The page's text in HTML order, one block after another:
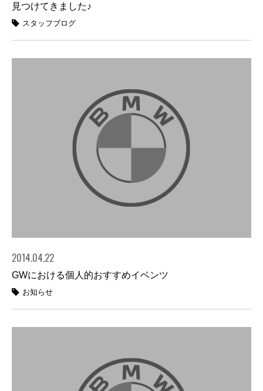
見つけてきました♪
スタッフブログ
2014.04.22
GWにおける個人的おすすめイベンツ
お知らせ